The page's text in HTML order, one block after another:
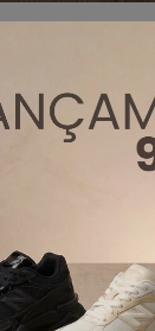
27 de maio de
previsão de
bilhão e 700
tirá-lo da